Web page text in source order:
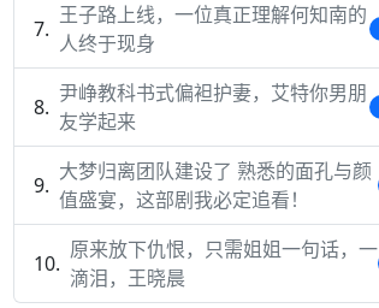
王子路上线，一位真正理解何知南的
人终于现身
尹峥教科书式偏袒护妻，艾特你男朋
友学起来
大梦归离团队建设了 熟悉的面孔与颜
值盛宴，这部剧我必定追看！
原来放下仇恨，只需姐姐一句话，一
滴泪，王晓晨